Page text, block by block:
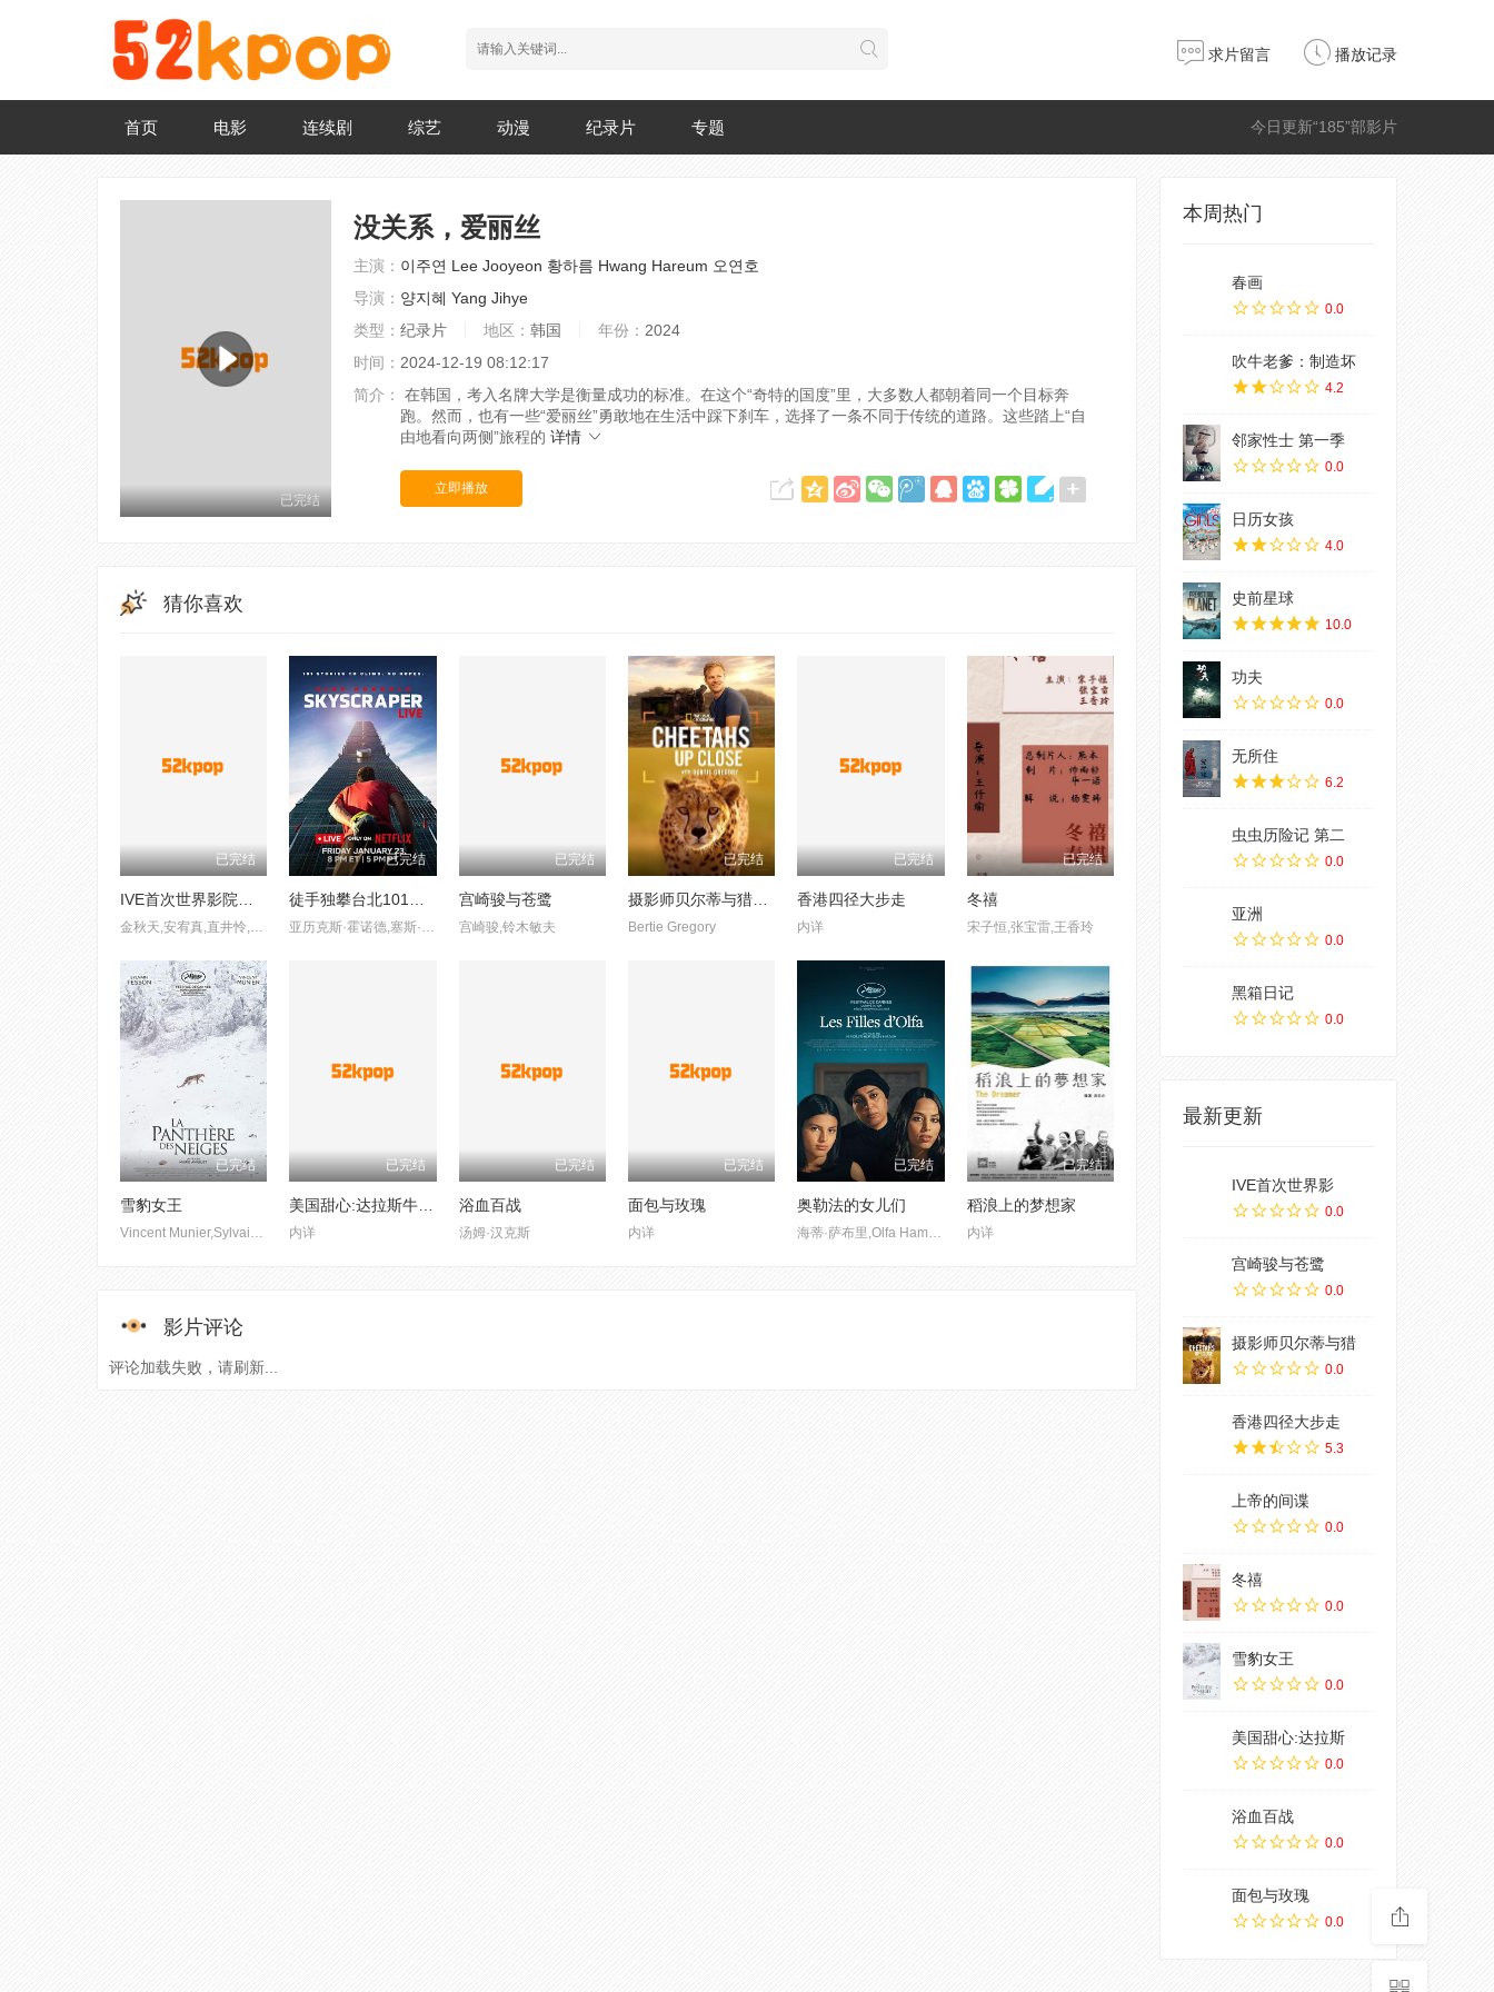
求片留言 播放记录
今日更新“185”部影片
首页 电影 连续剧 综艺 动漫 纪录片 专题
已完结
没关系，爱丽丝
主演： 이주연 Lee Jooyeon 황하름 Hwang Hareum 오연호
导演： 양지혜 Yang Jihye
类型： 纪录片 地区： 韩国 年份： 2024
时间： 2024-12-19 08:12:17
简介：
在韩国，考入名牌大学是衡量成功的标准。在这个“奇特的国度”里，大多数人都朝着同一个目标奔
跑。然而，也有一些“爱丽丝”勇敢地在生活中踩下刹车，选择了一条不同于传统的道路。这些踏上“自
由地看向两侧”旅程的 详情
立即播放
猜你喜欢
已完结
IVE首次世界影院巡演
金秋天,安宥真,直井怜,张员瑛,金志垣,李瑞
已完结
徒手独攀台北101：直播
亚历克斯·霍诺德,塞斯·罗林斯,艾米丽·哈林顿,马克·罗伯,埃勒·邓肯,皮特·伍兹
已完结
宫崎骏与苍鹭
宫崎骏,铃木敏夫
已完结
摄影师贝尔蒂与猎豹零距离
Bertie Gregory
已完结
香港四径大步走
内详
已完结
冬禧
宋子恒,张宝雷,王香玲
已完结
雪豹女王
Vincent Munier,Sylvain Tesson
已完结
内详
已完结
浴血百战
汤姆·汉克斯
已完结
面包与玫瑰
内详
已完结
奥勒法的女儿们
海蒂·萨布里,Olfa Hamrouni,Eya Chikhaoui,Tayssir Chikhaoui,Nour Karoui,Ichrak Matar,马吉德·马斯图拉
已完结
稻浪上的梦想家
内详
影片评论
评论加载失败，请刷新...
本周热门
春画
0.0
吹牛老爹：制造坏
4.2
邻家性士 第一季
0.0
日历女孩
4.0
史前星球
10.0
功夫
0.0
无所住
6.2
虫虫历险记 第二
0.0
亚洲
0.0
黑箱日记
0.0
最新更新
IVE首次世界影
0.0
宫崎骏与苍鹭
0.0
摄影师贝尔蒂与猎
0.0
香港四径大步走
5.3
上帝的间谍
0.0
冬禧
0.0
雪豹女王
0.0
美国甜心:达拉斯
0.0
浴血百战
0.0
面包与玫瑰
0.0